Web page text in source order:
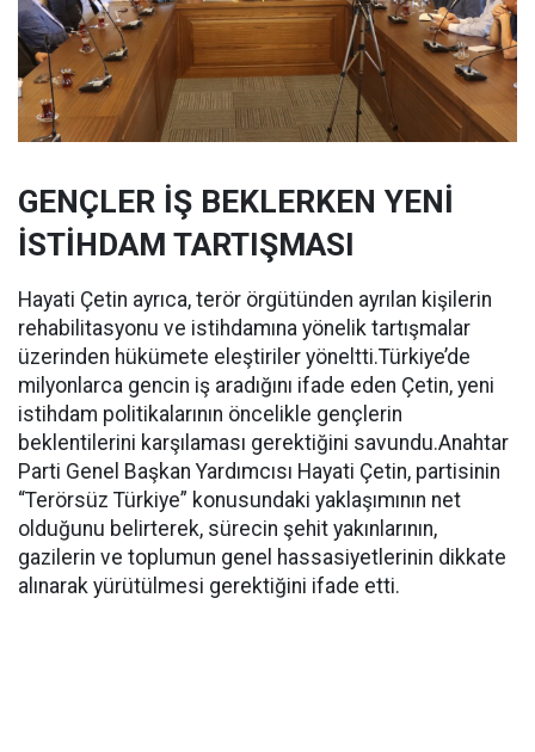
GENÇLER İŞ BEKLERKEN YENİ
İSTİHDAM TARTIŞMASI
Hayati Çetin ayrıca, terör örgütünden ayrılan kişilerin
rehabilitasyonu ve istihdamına yönelik tartışmalar
üzerinden hükümete eleştiriler yöneltti.Türkiye’de
milyonlarca gencin iş aradığını ifade eden Çetin, yeni
istihdam politikalarının öncelikle gençlerin
beklentilerini karşılaması gerektiğini savundu.Anahtar
Parti Genel Başkan Yardımcısı Hayati Çetin, partisinin
“Terörsüz Türkiye” konusundaki yaklaşımının net
olduğunu belirterek, sürecin şehit yakınlarının,
gazilerin ve toplumun genel hassasiyetlerinin dikkate
alınarak yürütülmesi gerektiğini ifade etti.